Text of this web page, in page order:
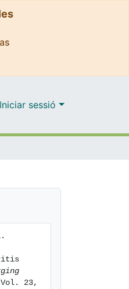
Iniciar sessió
23,